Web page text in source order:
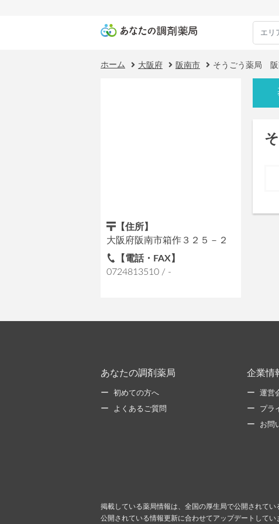
ホーム 大阪府 阪南市 そうごう薬局 阪
【住所】
大阪府阪南市箱作３２５－２
【電話・FAX】
0724813510 / -
あなたの調剤薬局
初めての方へ
よくあるご質問
企業情
運営
プラ
お問
掲載している薬局情報は、全国の厚生局で公開されてい
公開されている情報更新に合わせてアップデートして